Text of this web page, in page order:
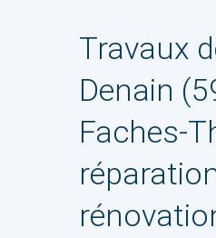
Travaux
Denain
Faches-